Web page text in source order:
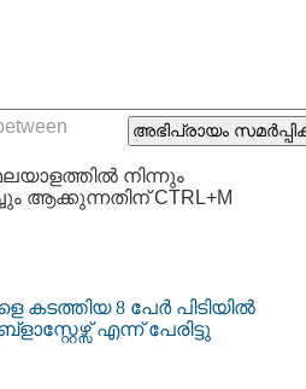
നിന്നും
ആക്കുന്നതിന് CTRL+M
കടത്തിയ 8 പേര്‍ പിടിയില്‍
എന്ന് പേരിട്ടു